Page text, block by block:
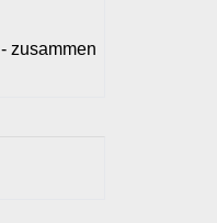
zusammen